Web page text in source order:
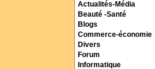
Actualités-Média
Beauté -Santé
Blogs
Commerce-économie
Divers
Forum
Informatique